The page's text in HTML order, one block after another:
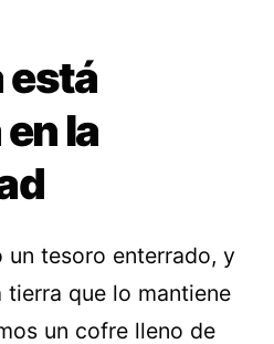
está
la
un tesoro enterrado, y
tierra que lo mantiene
un cofre lleno de